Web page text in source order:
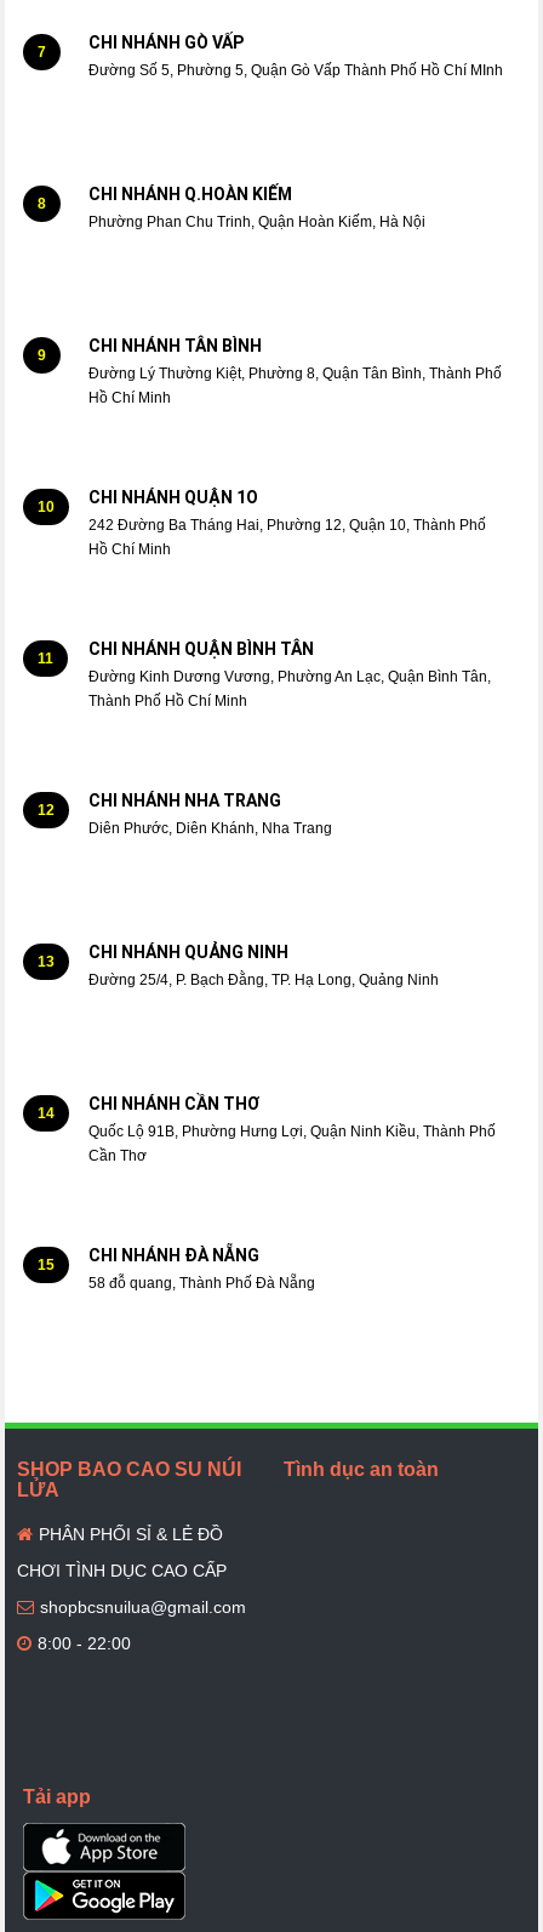
7 CHI NHÁNH GÒ VẤP
Đường Số 5, Phường 5, Quận Gò Vấp Thành Phố Hồ Chí MInh
8 CHI NHÁNH Q.HOÀN KIẾM
Phường Phan Chu Trinh, Quận Hoàn Kiếm, Hà Nội
9 CHI NHÁNH TÂN BÌNH
Đường Lý Thường Kiệt, Phường 8, Quận Tân Bình, Thành Phố
Hồ Chí Minh
10 CHI NHÁNH QUẬN 1O
242 Đường Ba Tháng Hai, Phường 12, Quận 10, Thành Phố
Hồ Chí Minh
11 CHI NHÁNH QUẬN BÌNH TÂN
Đường Kinh Dương Vương, Phường An Lạc, Quận Bình Tân,
Thành Phố Hồ Chí Minh
12 CHI NHÁNH NHA TRANG
Diên Phước, Diên Khánh, Nha Trang
13 CHI NHÁNH QUẢNG NINH
Đường 25/4, P. Bạch Đằng, TP. Hạ Long, Quảng Ninh
14 CHI NHÁNH CẦN THƠ
Quốc Lộ 91B, Phường Hưng Lợi, Quận Ninh Kiều, Thành Phố
Cần Thơ
15 CHI NHÁNH ĐÀ NẴNG
58 đỗ quang, Thành Phố Đà Nẵng
SHOP BAO CAO SU NÚI
LỬA
PHÂN PHỐI SỈ & LẺ ĐỒ
CHƠI TÌNH DỤC CAO CẤP
shopbcsnuilua@gmail.com
8:00 - 22:00
Tình dục an toàn
Tải app